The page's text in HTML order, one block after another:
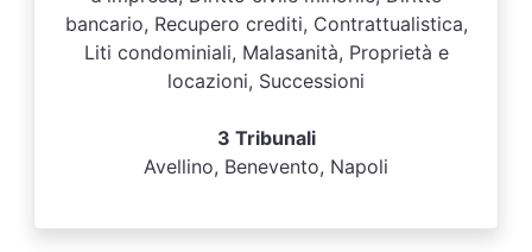
bancario, Recupero crediti, Contrattualistica,
Liti condominiali, Malasanità, Proprietà e
locazioni, Successioni
3 Tribunali
Avellino, Benevento, Napoli